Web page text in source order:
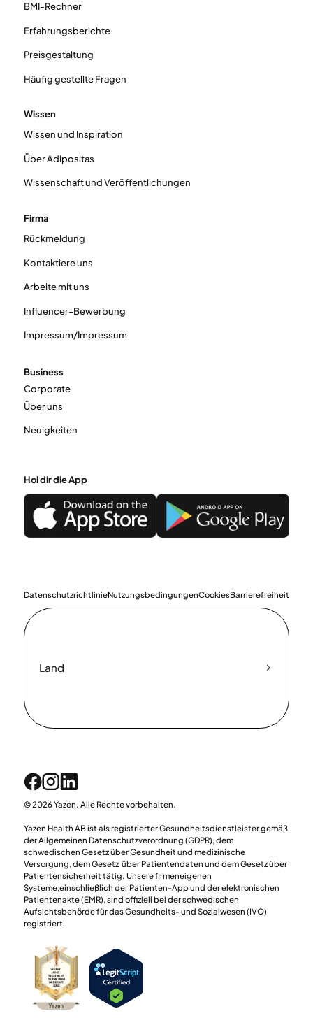
BMI-Rechner
Erfahrungsberichte
Preisgestaltung
Häufig gestellte Fragen
Wissen
Wissen und Inspiration
Über Adipositas
Wissenschaft und Veröffentlichungen
Firma
Rückmeldung
Kontaktiere uns
Arbeite mit uns
Influencer-Bewerbung
Impressum/Impressum
Business
Corporate
Über uns
Neuigkeiten
Hol dir die App
DatenschutzrichtlinieNutzungsbedingungenCookiesBarrierefreiheit
Land
© 2026 Yazen. Alle Rechte vorbehalten.
Yazen Health AB ist als registrierter Gesundheitsdienstleister gemäß
der Allgemeinen Datenschutzverordnung (GDPR), dem
schwedischen Gesetz über Gesundheit und medizinische
Versorgung, dem Gesetz über Patientendaten und dem Gesetz über
Patientensicherheit tätig. Unsere firmeneigenen
Systeme,einschließlich der Patienten-App und der elektronischen
Patientenakte (EMR), sind offiziell bei der schwedischen
Aufsichtsbehörde für das Gesundheits- und Sozialwesen (IVO)
registriert.